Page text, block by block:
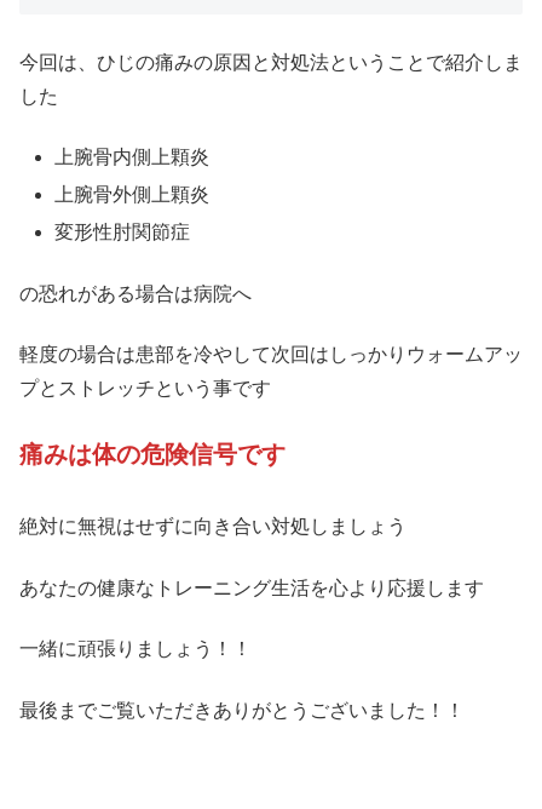
今回は、ひじの痛みの原因と対処法ということで紹介しま
した
上腕骨内側上顆炎
上腕骨外側上顆炎
変形性肘関節症
の恐れがある場合は病院へ
軽度の場合は患部を冷やして次回はしっかりウォームアッ
プとストレッチという事です
痛みは体の危険信号です
絶対に無視はせずに向き合い対処しましょう
あなたの健康なトレーニング生活を心より応援します
一緒に頑張りましょう！！
最後までご覧いただきありがとうございました！！